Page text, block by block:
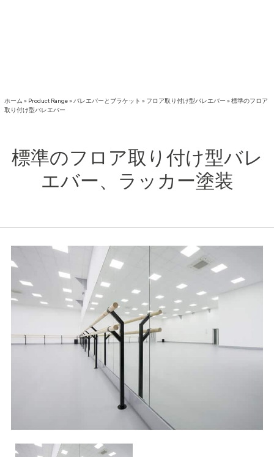
ホーム » Product Range» バレエバーとブラケット » フロア取り付け型バレエバー »標準のフロア
取り付け型バレエバー
標準のフロア取り付け型バレ
エバー、ラッカー塗装